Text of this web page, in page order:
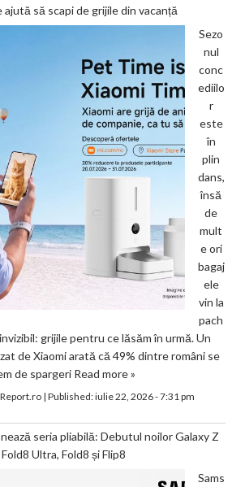
ajută să scapi de grijile din vacanță
Sezo
nul
conc
ediilo
r
este
în
plin
dans,
însă
de
mult
e ori
bagaj
ele
vin la
pach
grijile pentru ce lăsăm în urmă. Un
de Xiaomi arată că 49% dintre români se
de spargeri Read more »
| Published:iulie 22, 2026 - 7:31 pm
seria pliabilă: Debutul noilor Galaxy Z
Fold8 Ultra, Fold8 și Flip8
Sams